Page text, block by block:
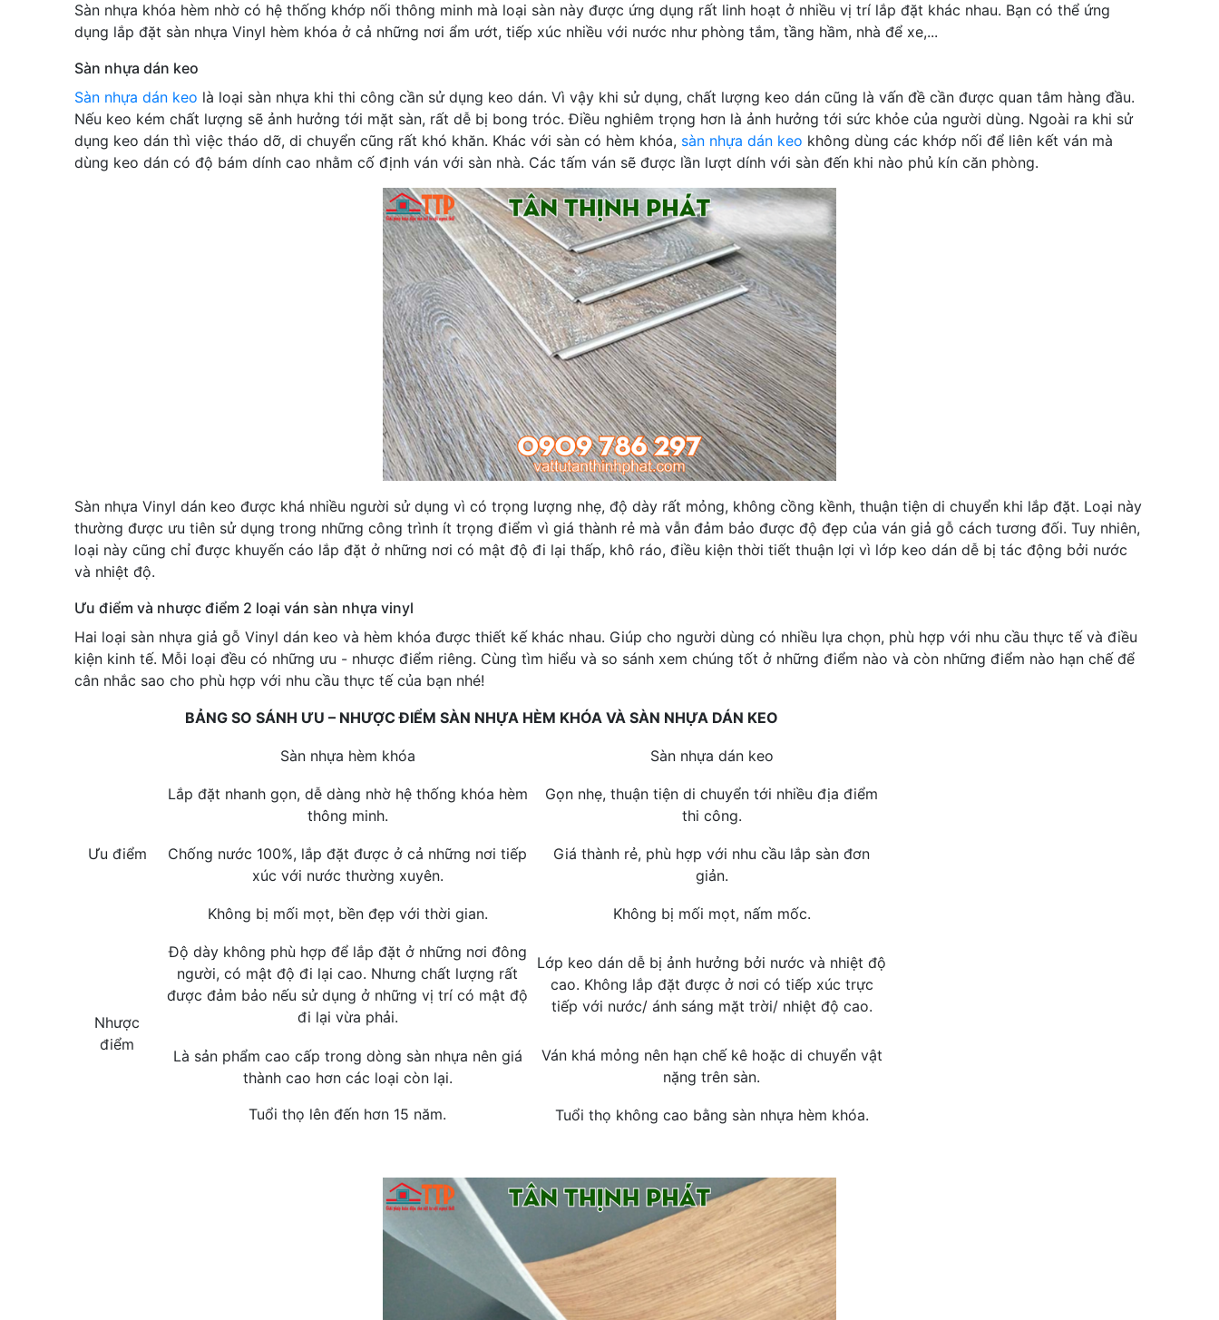
Sàn nhựa khóa hèm nhờ có hệ thống khớp nối thông minh mà loại sàn này được ứng dụng rất linh hoạt ở nhiều vị trí lắp đặt khác nhau. Bạn có thể ứng
dụng lắp đặt sàn nhựa Vinyl hèm khóa ở cả những nơi ẩm ướt, tiếp xúc nhiều với nước như phòng tắm, tầng hầm, nhà để xe,...
Sàn nhựa dán keo
Sàn nhựa dán keo là loại sàn nhựa khi thi công cần sử dụng keo dán. Vì vậy khi sử dụng, chất lượng keo dán cũng là vấn đề cần được quan tâm hàng đầu.
Nếu keo kém chất lượng sẽ ảnh hưởng tới mặt sàn, rất dễ bị bong tróc. Điều nghiêm trọng hơn là ảnh hưởng tới sức khỏe của người dùng. Ngoài ra khi sử
dụng keo dán thì việc tháo dỡ, di chuyển cũng rất khó khăn. Khác với sàn có hèm khóa, sàn nhựa dán keo không dùng các khớp nối để liên kết ván mà
dùng keo dán có độ bám dính cao nhằm cố định ván với sàn nhà. Các tấm ván sẽ được lần lượt dính với sàn đến khi nào phủ kín căn phòng.
Sàn nhựa Vinyl dán keo được khá nhiều người sử dụng vì có trọng lượng nhẹ, độ dày rất mỏng, không cồng kềnh, thuận tiện di chuyển khi lắp đặt. Loại này
thường được ưu tiên sử dụng trong những công trình ít trọng điểm vì giá thành rẻ mà vẫn đảm bảo được độ đẹp của ván giả gỗ cách tương đối. Tuy nhiên,
loại này cũng chỉ được khuyến cáo lắp đặt ở những nơi có mật độ đi lại thấp, khô ráo, điều kiện thời tiết thuận lợi vì lớp keo dán dễ bị tác động bởi nước
và nhiệt độ.
Ưu điểm và nhược điểm 2 loại ván sàn nhựa vinyl
Hai loại sàn nhựa giả gỗ Vinyl dán keo và hèm khóa được thiết kế khác nhau. Giúp cho người dùng có nhiều lựa chọn, phù hợp với nhu cầu thực tế và điều
kiện kinh tế. Mỗi loại đều có những ưu - nhược điểm riêng. Cùng tìm hiểu và so sánh xem chúng tốt ở những điểm nào và còn những điểm nào hạn chế để
cân nhắc sao cho phù hợp với nhu cầu thực tế của bạn nhé!
BẢNG SO SÁNH ƯU – NHƯỢC ĐIỂM SÀN NHỰA HÈM KHÓA VÀ SÀN NHỰA DÁN KEO
Sàn nhựa hèm khóa Sàn nhựa dán keo
Ưu điểm
Lắp đặt nhanh gọn, dễ dàng nhờ hệ thống khóa hèm
thông minh.
Gọn nhẹ, thuận tiện di chuyển tới nhiều địa điểm
thi công.
Chống nước 100%, lắp đặt được ở cả những nơi tiếp
xúc với nước thường xuyên.
Giá thành rẻ, phù hợp với nhu cầu lắp sàn đơn
giản.
Không bị mối mọt, bền đẹp với thời gian. Không bị mối mọt, nấm mốc.
Nhược
điểm
Độ dày không phù hợp để lắp đặt ở những nơi đông
người, có mật độ đi lại cao. Nhưng chất lượng rất
được đảm bảo nếu sử dụng ở những vị trí có mật độ
đi lại vừa phải.
Lớp keo dán dễ bị ảnh hưởng bởi nước và nhiệt độ
cao. Không lắp đặt được ở nơi có tiếp xúc trực
tiếp với nước/ ánh sáng mặt trời/ nhiệt độ cao.
Là sản phẩm cao cấp trong dòng sàn nhựa nên giá
thành cao hơn các loại còn lại.
Tuổi thọ lên đến hơn 15 năm.
Ván khá mỏng nên hạn chế kê hoặc di chuyển vật
nặng trên sàn.
Tuổi thọ không cao bằng sàn nhựa hèm khóa.